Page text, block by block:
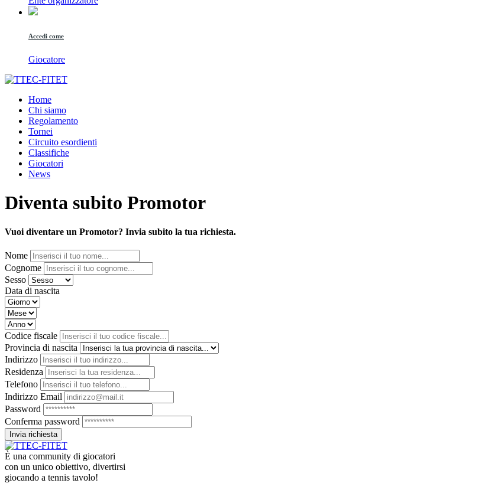
Accedi come
Giocatore
Home
Chi siamo
Regolamento
Tornei
Circuito esordienti
Classifiche
Giocatori
News
Diventa subito Promotor
Vuoi diventare un Promotor? Invia subito la tua richiesta.
Nome
Cognome
Sesso
Data di nascita
Codice fiscale
Provincia di nascita
Indirizzo
Residenza
Telefono
Indirizzo Email
Password
Conferma password
Invia richiesta
È una community di giocatori
con un unico obiettivo, divertirsi
giocando a tennis tavolo!